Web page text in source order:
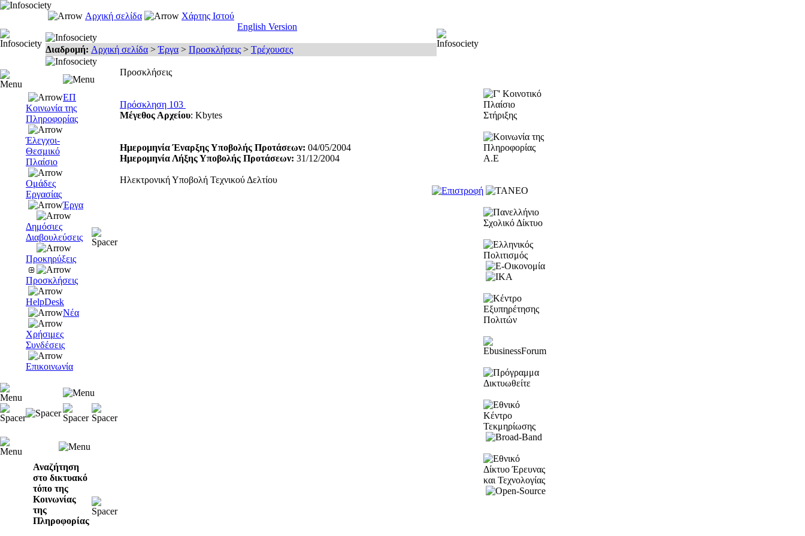
Αρχική σελίδα
Χάρτης Ιστού
English Version
Διαδρομή: Αρχική σελίδα >Έργα > Προσκλήσεις > Τρέχουσες
ΕΠ
Κοινωνία της
Πληροφορίας
Έλεγχοι-
Θεσμικό
Πλαίσιο
Ομάδες
Εργασίας
Έργα
Δημόσιες
Διαβουλεύσεις
Προκηρύξεις
Προσκλήσεις
HelpDesk
Νέα
Χρήσιμες
Συνδέσεις
Επικοινωνία
Αναζήτηση
στο δικτυακό
τόπο της
Κοινωνίας
της
Πληροφορίας
Προσκλήσεις
Πρόσκληση 103
Μέγεθος Αρχείου: Kbytes
Ημερομηνία Έναρξης Υποβολής Προτάσεων: 04/05/2004
Ημερομηνία Λήξης Υποβολής Προτάσεων: 31/12/2004
Ηλεκτρονική Υποβολή Τεχνικού Δελτίου